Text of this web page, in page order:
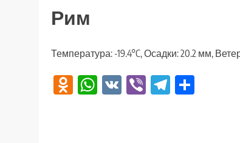
Рим
Температура: -19.4°C, Осадки: 20.2 мм,
Odnoklassniki
WhatsApp
VK ViberTelegram